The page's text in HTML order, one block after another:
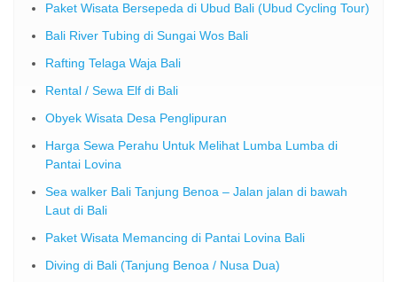
Paket Wisata Bersepeda di Ubud Bali (Ubud Cycling Tour)
Bali River Tubing di Sungai Wos Bali
Rafting Telaga Waja Bali
Rental / Sewa Elf di Bali
Obyek Wisata Desa Penglipuran
Harga Sewa Perahu Untuk Melihat Lumba Lumba di
Pantai Lovina
Sea walker Bali Tanjung Benoa – Jalan jalan di bawah
Laut di Bali
Paket Wisata Memancing di Pantai Lovina Bali
Diving di Bali (Tanjung Benoa / Nusa Dua)